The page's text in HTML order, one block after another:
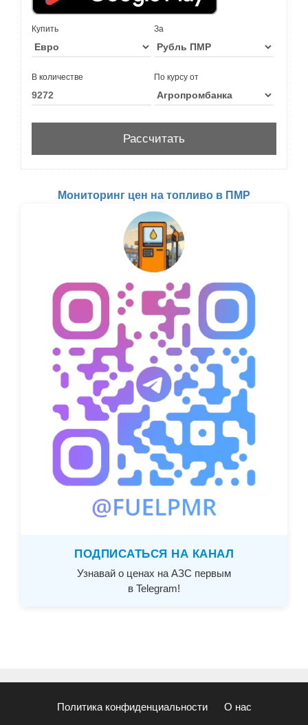
Купить За
В количестве По курсу от
Мониторинг цен на топливо в ПМР
ПОДПИСАТЬСЯ НА КАНАЛ
Узнавай о ценах на АЗС первым
в Telegram!
Политика конфиденциальности О нас